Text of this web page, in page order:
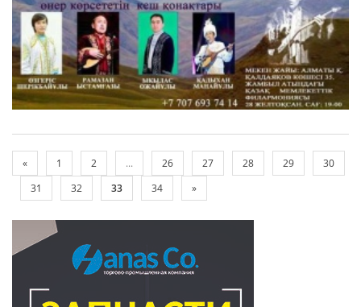
« 1 2 ... 26 27 28 29
30
31
32 33 34 »